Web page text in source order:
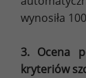
wynosiła
3. Ocena
kryteriów